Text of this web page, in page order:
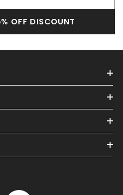
OFF DISCOUNT